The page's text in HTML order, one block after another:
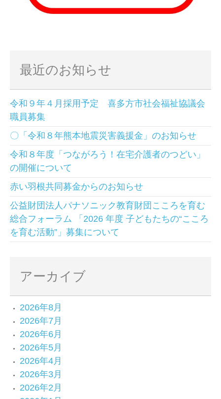
最近のお知らせ
令和９年４月採用予定 喜多方市社会福祉協議会
職員募集
〇「令和８年熊本地震災害義援金」のお知らせ
令和８年度「つながろう！在宅介護者のつどい」
の開催について
赤い羽根共同募金からのお知らせ
公益財団法人パナソニック教育財団こころを育む
総合フォーラム 「2026 年度 子どもたちの“こころ
を育む活動”」募集について
アーカイブ
2026年8月
2026年7月
2026年6月
2026年5月
2026年4月
2026年3月
2026年2月